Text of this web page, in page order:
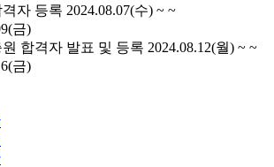
격자 등록 2024.08.07(수) ~ ~
금)
원 합격자 발표 및 등록 2024.08.12(월) ~ ~
금)